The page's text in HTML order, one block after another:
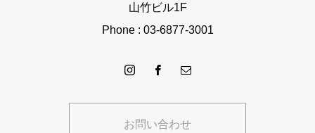
山竹ビル1F
Phone : 03-6877-3001
お問い合わせ